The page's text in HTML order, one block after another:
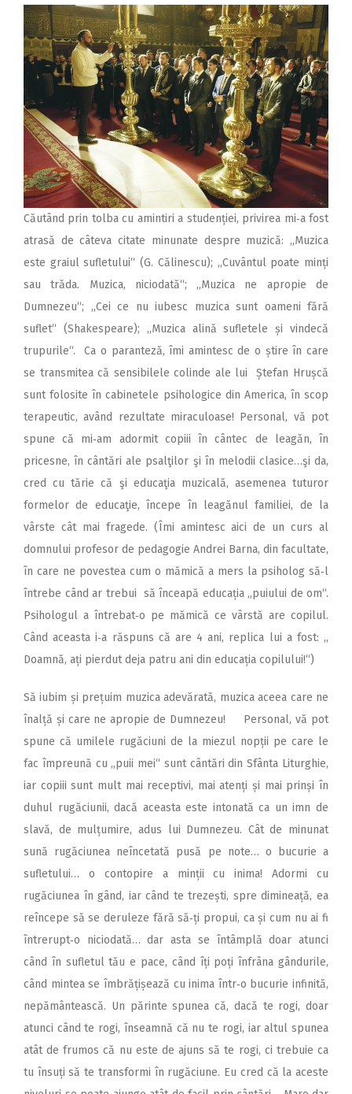
Căutând prin tolba cu amintiri a studenției, privirea mi‑a fost
atrasă de câteva citate minunate despre muzică: ,,Muzica
este graiul sufletului“ (G. Călinescu); ,,Cuvântul poate minți
sau trăda. Muzica, niciodată“; ,,Muzica ne apropie de
Dumnezeu“; ,,Cei ce nu iubesc muzica sunt oameni fără
suflet“ (Shakespeare); ,,Muzica alină sufletele și vindecă
trupurile“. Ca o paranteză, îmi amintesc de o știre în care
se transmitea că sensibilele colinde ale lui Ștefan Hrușcă
sunt folosite în cabinetele psihologice din America, în scop
terapeutic, având rezultate miraculoase! Personal, vă pot
spune că mi‑am adormit copiii în cântec de leagăn, în
pricesne, în cântări ale psalţilor şi în melodii clasice…şi da,
cred cu tărie că şi educaţia muzicală, asemenea tuturor
formelor de educaţie, începe în leagănul familiei, de la
vârste cât mai fragede. (Îmi amintesc aici de un curs al
domnului profesor de pedagogie Andrei Barna, din facultate,
în care ne povestea cum o mămică a mers la psiholog să‑l
întrebe când ar trebui să înceapă educația „puiului de om“.
Psihologul a întrebat‑o pe mămică ce vârstă are copilul.
Când aceasta i‑a răspuns că are 4 ani, replica lui a fost: ,,
Doamnă, ați pierdut deja patru ani din educația copilului!“)
Să iubim și prețuim muzica adevărată, muzica aceea care ne
înalță și care ne apropie de Dumnezeu! Personal, vă pot
spune că umilele rugăciuni de la miezul nopții pe care le
fac împreună cu „puii mei“ sunt cântări din Sfânta Liturghie,
iar copiii sunt mult mai receptivi, mai atenți și mai prinși în
duhul rugăciunii, dacă aceasta este intonată ca un imn de
slavă, de mulțumire, adus lui Dumnezeu. Cât de minunat
sună rugăciunea neîncetată pusă pe note… o bucurie a
sufletului… o contopire a minții cu inima! Adormi cu
rugăciunea în gând, iar când te trezești, spre dimineață, ea
reîncepe să se deruleze fără să‑ți propui, ca și cum nu ai fi
întrerupt‑o niciodată… dar asta se întâmplă doar atunci
când în sufletul tău e pace, când îți poți înfrâna gândurile,
când mintea se îmbrățișează cu inima într‑o bucurie infinită,
nepământească. Un părinte spunea că, dacă te rogi, doar
atunci când te rogi, înseamnă că nu te rogi, iar altul spunea
atât de frumos că nu este de ajuns să te rogi, ci trebuie ca
tu însuți să te transformi în rugăciune. Eu cred că la aceste